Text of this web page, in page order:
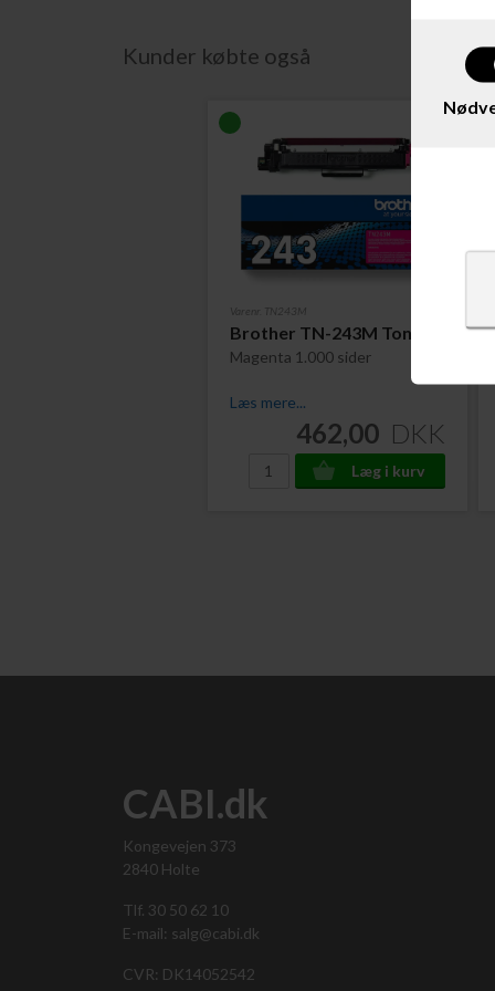
Kunder købte også
Varenr. TN243M
Brother TN-243M Toner
Magenta 1.000 sider
Læs mere...
462,00 DKK
CABI.dk
Kongevejen 373
2840 Holte
Tlf. 30 50 62 10
E-mail: salg@cabi.dk
CVR: DK14052542